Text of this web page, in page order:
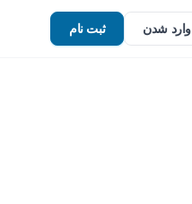
وارد شدن ثبت نام